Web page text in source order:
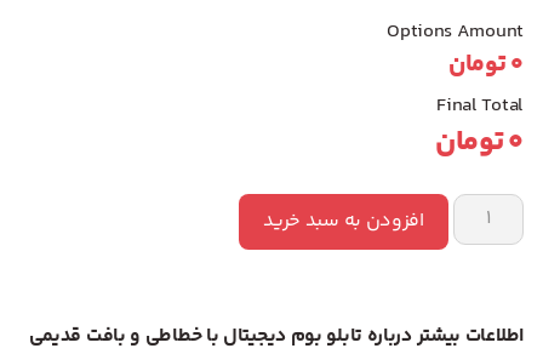
Options Amount
0تومان
Final Total
0تومان
افزودن به سبد خرید
اطلاعات بیشتر درباره تابلو بوم دیجیتال با خطاطی و بافت قدیمی